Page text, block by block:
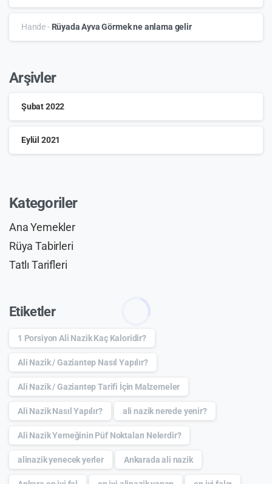
Hande- Rüyada Ayva Görmek ne anlama gelir
Arşivler
Şubat 2022
Eylül 2021
Kategoriler
Ana Yemekler
Rüya Tabirleri
Tatlı Tarifleri
Etiketler
1 Porsiyon Ali Nazik Kaç Kaloridir?
Ali Nazik / Gaziantep Nasıl Yapılır?
Ali Nazik / Gaziantep Tarifi İçin Malzemeler
Ali Nazik Nasıl Yapılır? ali nazik nerede yenir?
Ali Nazik Yemeğinin Püf Noktaları Nelerdir?
alinazik yenecek yerler Ankarada ali nazik